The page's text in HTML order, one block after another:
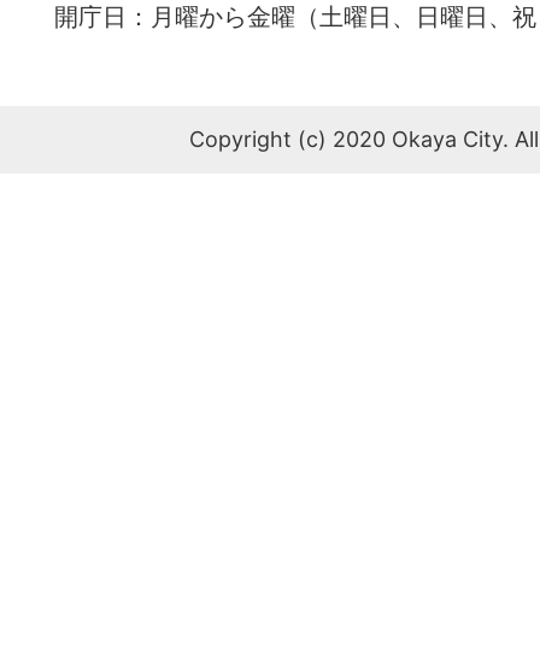
開庁日：月曜から金曜（土曜日、日曜日、
Copyright (c) 2020 Okaya City.